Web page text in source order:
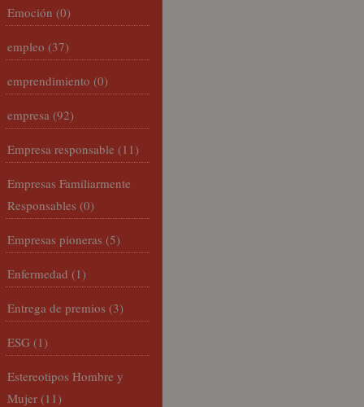
Emoción (0)
empleo (37)
emprendimiento (0)
empresa (92)
Empresa responsable (11)
Empresas Familiarmente
Responsables (0)
Empresas pioneras (5)
Enfermedad (1)
Entrega de premios (3)
ESG (1)
Estereotipos Hombre y
Mujer (11)